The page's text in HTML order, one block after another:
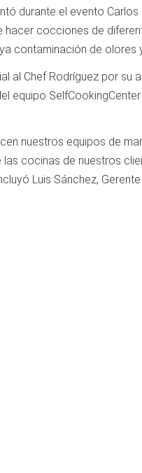
durante el evento
hacer cocciones de
contaminación de olores
al Chef Rodríguez por su
equipo
nuestros equipos de
cocinas de nuestros
Luis Sánchez,